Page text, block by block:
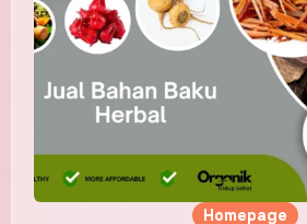
Homepage